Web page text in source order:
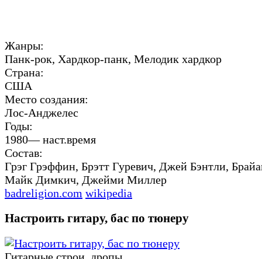
Жанры:
Панк-рок, Хардкор-панк, Мелодик хардкор
Страна:
США
Место создания:
Лос-Анджелес
Годы:
1980— наст.время
Состав:
Грэг Грэффин, Брэтт Гуревич, Джей Бэнтли,
Майк Димкич, Джейми Миллер
badreligion.com wikipedia
Настроить гитару, бас по тюнеру
Гитарные строи, дропы